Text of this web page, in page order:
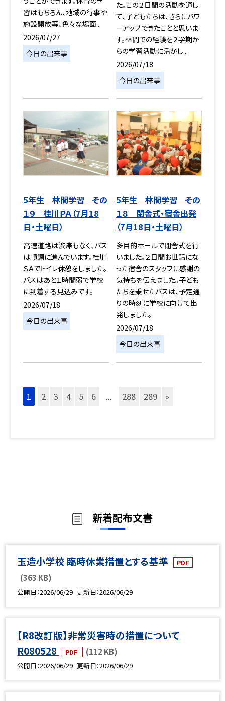
習はもちろん、地域の行事や
施設開放等、色々な場面...
2026/07/27
今日の出来事
た。この２日間の活動を通し
て、子どもたちは、さらにパワ
ーアップできたことと思いま
す。林間での経験を２学期か
らの学習活動に活かし...
2026/07/18
今日の出来事
5年生 林間学習 その
１９ 桂川ＰＡ（7月18
日・土曜日）
高速道路は渋滞もなく、バス
は順調に進んでいます。桂川
ＳＡでトイレ休憩をしました。
バスはあと１時間弱で学校
に到着する見込みです。
2026/07/18
今日の出来事
5年生 林間学習 その
１８ 閉舎式・宿舎出発
（7月18日・土曜日）
多目的ホールで閉舎式を行
いました。２日間お世話にな
った宿舎のスタッフに感謝の
気持ちを伝えました。子ども
たちを乗せたバスは、予定通
りの時刻に学校に向けて出
発しました。
2026/07/18
今日の出来事
1 2 3 4 5 6 ... 288 289 »
新着配布文書
玉造小学校 臨時休業措置とする基準 PDF
(363 KB)
公開日 2026/06/29 更新日 2026/06/29
【R8改訂版】非常災害時の措置について
R080528
PDF (112 KB)
公開日 2026/06/29 更新日 2026/06/29